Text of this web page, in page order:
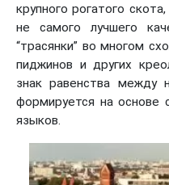
крупного рогатого
не самого лучшего
“трасянки” во многом
пиджинов и других
знак равенства между
формируется на основе
языков.